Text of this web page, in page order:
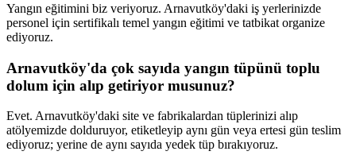
Yangın eğitimini biz veriyoruz. Arnavutköy'daki iş yerlerinizde
personel için sertifikalı temel yangın eğitimi ve tatbikat organize
ediyoruz.
Arnavutköy'da çok sayıda yangın tüpünü toplu
dolum için alıp getiriyor musunuz?
Evet. Arnavutköy'daki site ve fabrikalardan tüplerinizi alıp
atölyemizde dolduruyor, etiketleyip aynı gün veya ertesi gün teslim
ediyoruz; yerine de aynı sayıda yedek tüp bırakıyoruz.